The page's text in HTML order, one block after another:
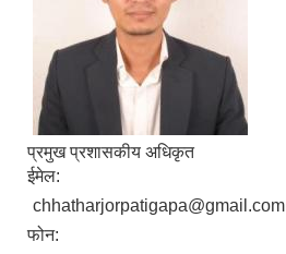
प्रमुख प्रशासकीय अधिकृत
ईमेल:
chhatharjorpatigapa@gmail.com
फोन: